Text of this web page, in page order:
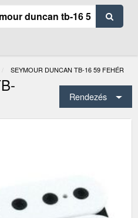
JELENLEGI:
SEYMOUR DUNCAN TB-16 59 FEHÉR
Rendezés